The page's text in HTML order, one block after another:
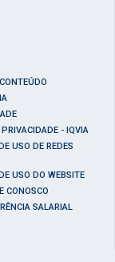
- IQVIA
USO DE REDES
USO DO WEBSITE
CONOSCO
SALARIAL